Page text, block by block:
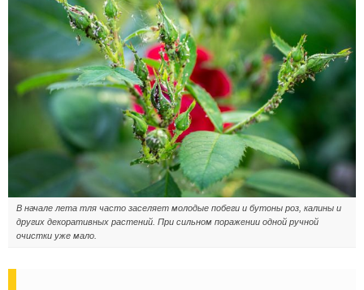
В начале лета тля часто заселяет молодые побеги и бутоны роз, калины и
других декоративных растений. При сильном поражении одной ручной
очистки уже мало.